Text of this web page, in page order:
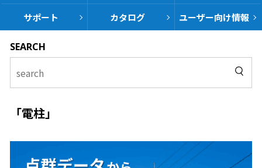
サポート カタログ ユーザー向け情報
SEARCH
「電柱」